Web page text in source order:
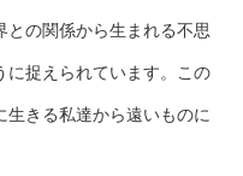
との関係から生まれる不思
に捉えられています。この
生きる私達から遠いものに